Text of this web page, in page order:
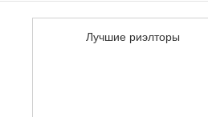
Лучшие риэлторы